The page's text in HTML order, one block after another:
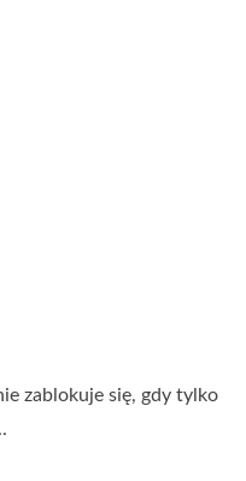
zablokuje się, gdy tylko